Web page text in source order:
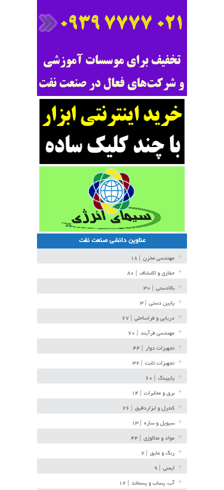
عناوین دانشی صنعت نفت
مهندسی مخزن
حفاری و اکتشاف
بالادستی
پایین دستی
دریایی و فراساحلی
مهندسی فرآیند
تجهیزات دوار
تجهیزات ثابت
پایپینگ
برق و مخابرات
کنترل و ابزاردقیق
سیویل و سازه
مواد و متالوژی
رنگ و عایق
ایمنی
آب، پساب و پسماند